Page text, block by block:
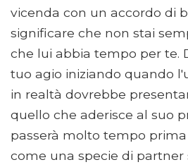
vicenda con un accordo di
significare che non stai
che lui abbia tempo per te.
tuo agio iniziando quando
in realtà dovrebbe
quello che aderisce al suo
passerà molto tempo
come una specie di partner